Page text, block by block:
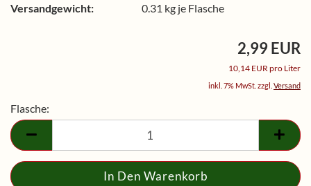
Versandgewicht:
0.31 kg je Flasche
2,99 EUR
10,14 EUR pro Liter
inkl. 7% MwSt. zzgl. Versand
Flasche:
Flasche